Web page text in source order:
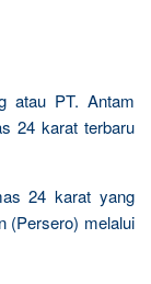
atau PT. Antam
24 karat terbaru
24 karat yang
(Persero) melalui